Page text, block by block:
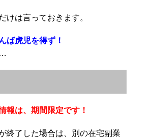
けは言っておきます。
ば虎児を得ず！
報は、期間限定です！
終了した場合は、別の在宅副業